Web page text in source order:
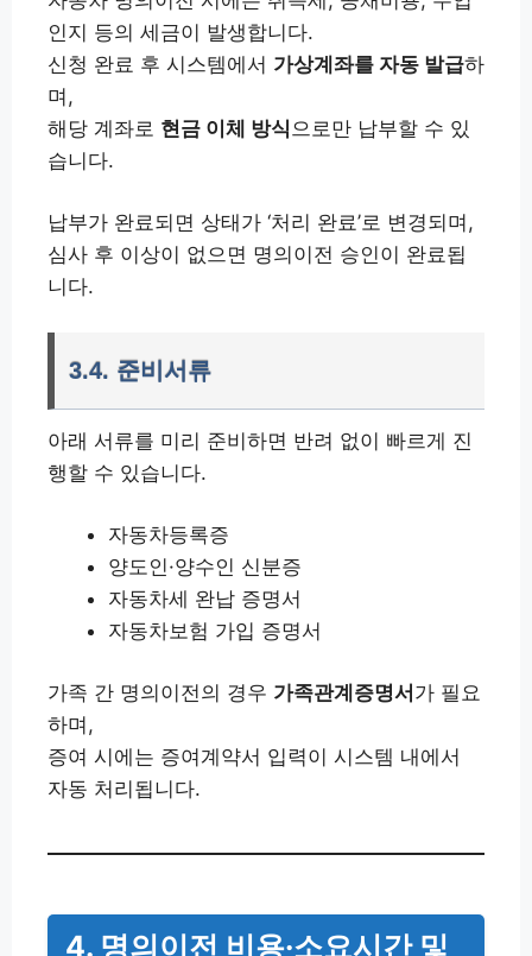
인지 등의 세금이 발생합니다.
신청 완료 후 시스템에서 가상계좌를 자동 발급하
며,
해당 계좌로 현금 이체 방식 으로만 납부할 수 있
습니다.
납부가 완료되면 상태가 ‘처리 완료’로 변경되며,
심사 후 이상이 없으면 명의이전 승인이 완료됩
니다.
3.4. 준비서류
아래 서류를 미리 준비하면 반려 없이 빠르게 진
행할 수 있습니다.
자동차등록증
양도인·양수인 신분증
자동차세 완납 증명서
자동차보험 가입 증명서
가족 간 명의이전의 경우 가족관계증명서 가 필요
하며,
증여 시에는 증여계약서 입력이 시스템 내에서
자동 처리됩니다.
4. 명의이전 비용·소요시간 및